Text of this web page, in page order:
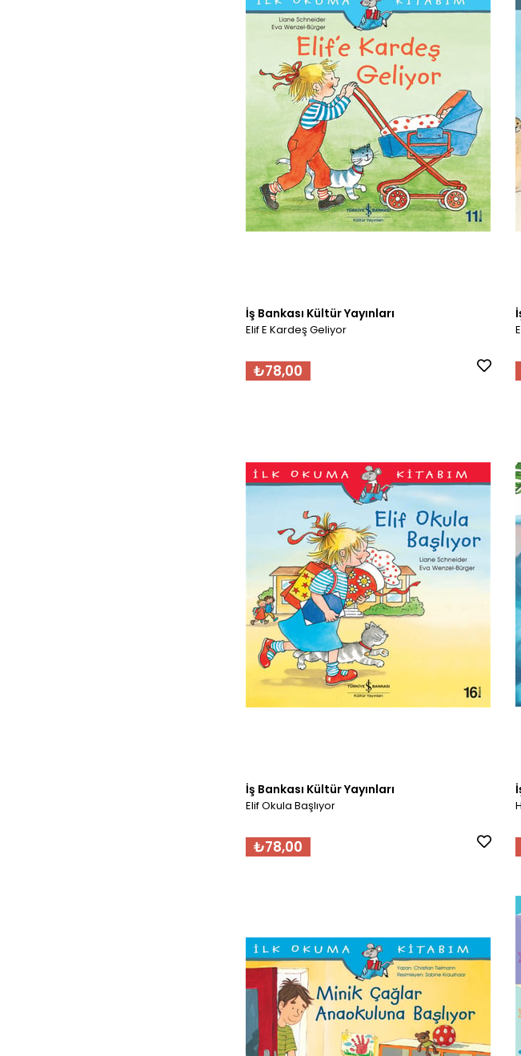
İş Bankası Kültür Yayınları
Elif E Kardeş Geliyor
₺78,00
İş Bankası Kültür Yayınları
Elif Okula Başlıyor
₺78,00